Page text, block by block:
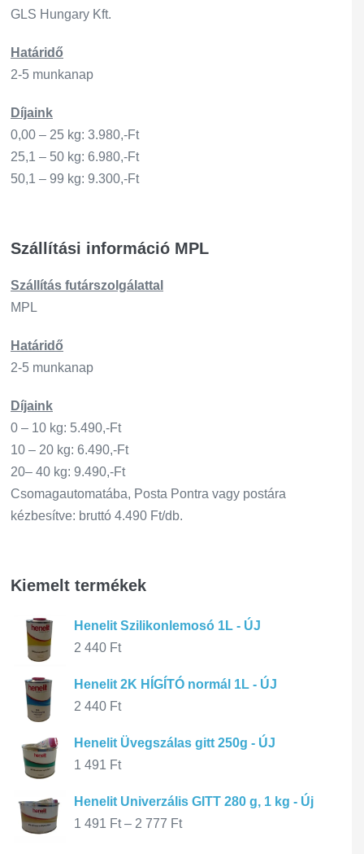
GLS Hungary Kft.
Határidő
2-5 munkanap
Díjaink
0,00 – 25 kg: 3.980,-Ft
25,1 – 50 kg: 6.980,-Ft
50,1 – 99 kg: 9.300,-Ft
Szállítási információ MPL
Szállítás futárszo lgálattal
MPL
Határidő
2-5 munkanap
Díjaink
0 – 10 kg: 5.490,-Ft
10 – 20 kg: 6.490,-Ft
20– 40 kg: 9.490,-Ft
Csomagautomatába, Posta Pontra vagy postára
kézbesítve: bruttó 4.490 Ft/db.
Kiemelt termékek
Henelit Szilikonlemosó 1L - ÚJ
2 440 Ft
Henelit 2K HÍGÍTÓ normál 1L - ÚJ
2 440 Ft
Henelit Üvegszálas gitt 250g - ÚJ
1 491 Ft
Henelit Univerzális GITT 280 g, 1 kg - Új
1 491 Ft – 2 777 Ft